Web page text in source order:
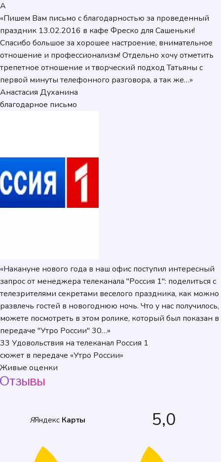
А
«Пишем Вам письмо с благодарностью за проведенный
праздник 13.02.2016 в кафе Фреско для Сашеньки!
Спасибо большое за хорошее настроение, внимательное
отношение и профессионализм! Отдельно хочу отметить
трепетное отношение и творческий подход Татьяны с
первой минуты телефонного разговора, а так же…»
Анастасия Духанина
благодарное письмо
«Накануне нового года в наш офис поступил интересный
запрос от менеджера телеканала "Россия 1": поделиться с
телезрителями секретами веселого праздника, как можно
развлечь гостей в новогоднюю ночь. Что у нас получилось,
можете посмотреть в этом ролике, который был показан в
передаче "Утро России" 30…»
33 Удовольствия на телеканал Россия 1
сюжет в передаче «Утро России»
Живые оценки
Отзывы
ЯЯндекс Карты 5,0